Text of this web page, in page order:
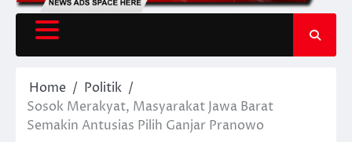
Home
Politik
Sosok Merakyat, Masyarakat Jawa Barat
Semakin Antusias Pilih Ganjar Pranowo